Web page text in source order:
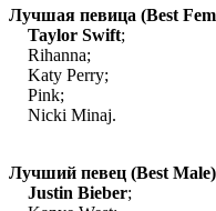
Лучшая певица (Best
Taylor Swift;
Perry;
Pink;
Minaj.
Лучший певец (Best
Justin Bieber;